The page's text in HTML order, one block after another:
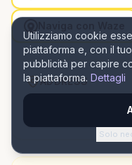
Utilizziamo cookie
piattaforma e, con il
pubblicità per capire
la piattaforma. Dettagli
Solo
ADDRESS
Bulevardul 1
România, Buzău,